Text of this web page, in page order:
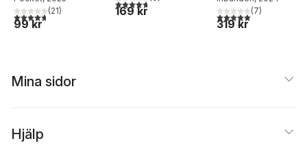
4,7utav 5 stjärnor. Totalt antal röster:
(21)
99 kr
4,7utav 5 stjärnor. Totalt antal röster:
169 kr
5,0utav 5 stjärnor.
(7)
319 kr
Mina sidor
Hjälp